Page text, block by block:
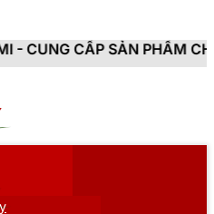
CHÍNH HÃNG, MỚI